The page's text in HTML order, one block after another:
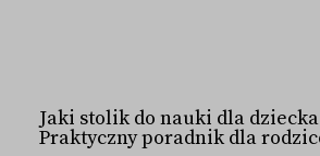
Jaki stolik do nauki dla
Praktyczny poradnik dla